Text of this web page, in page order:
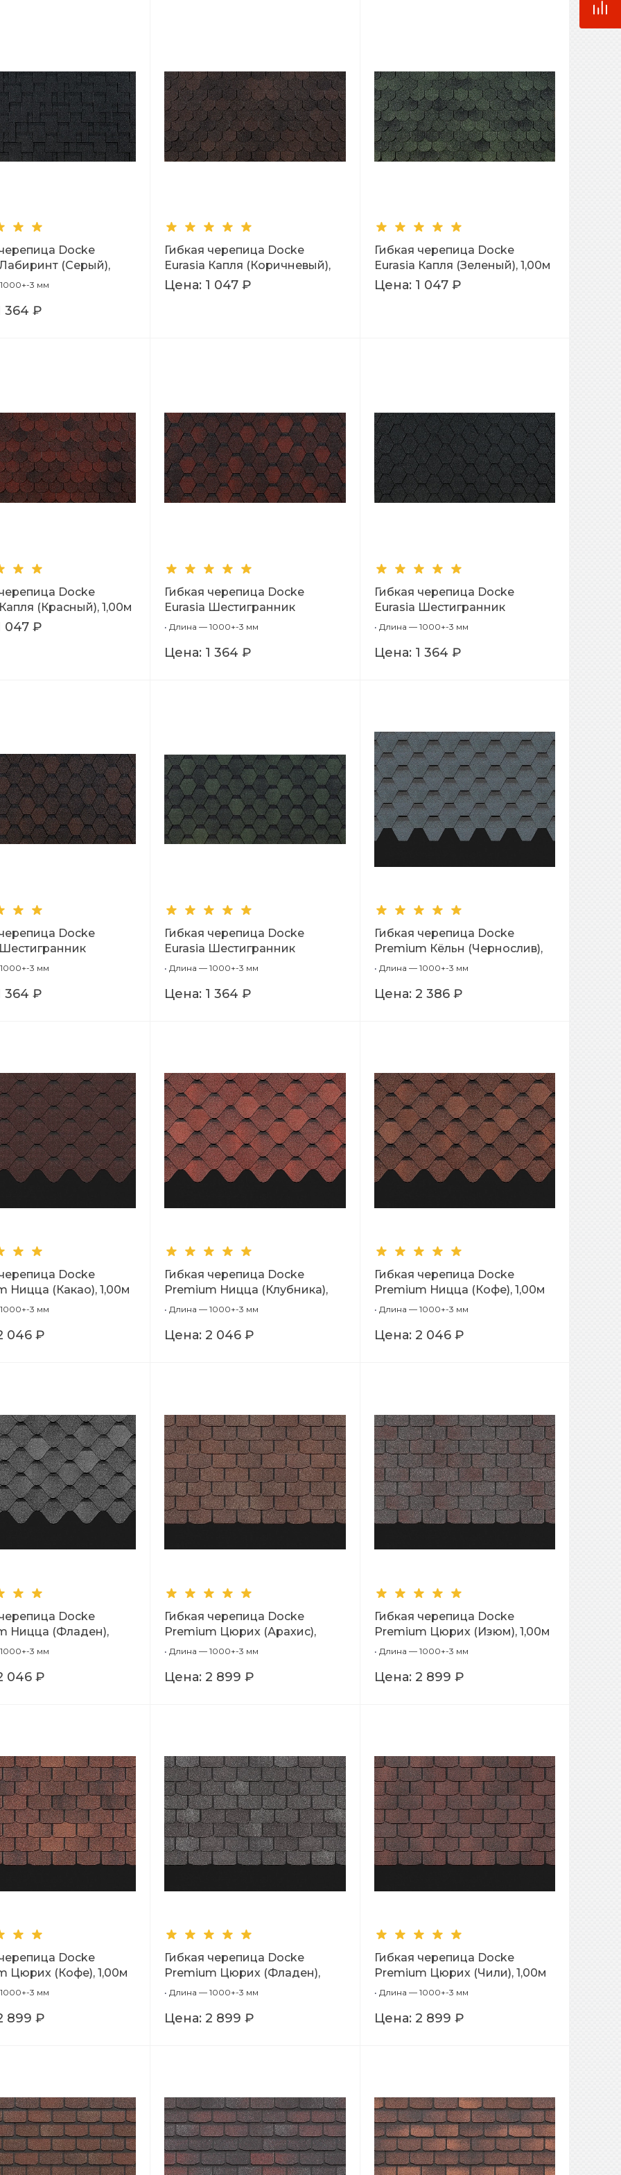
Docke
Лабиринт (Серый),
3 мм
364 ₽
Гибкая черепица Docke
Eurasia Капля (Коричневый),
1,00м
Цена: 1 047 ₽
Гибкая черепица Docke
Eurasia Капля (Зеленый), 1,00м
Цена: 1 047 ₽
Docke
(Красный), 1,00м
047 ₽
Гибкая черепица Docke
Eurasia Шестигранник
(Красный), 1,00м
• Длина — 1000+-3 мм
Цена: 1 364 ₽
Гибкая черепица Docke
Eurasia Шестигранник
(Серый), 1,00м
• Длина — 1000+-3 мм
Цена: 1 364 ₽
Docke
1,00м
3 мм
364 ₽
Гибкая черепица Docke
Eurasia Шестигранник
(Зеленый), 1,00м
• Длина — 1000+-3 мм
Цена: 1 364 ₽
Гибкая черепица Docke
Premium Кёльн (Чернослив),
1,00м
• Длина — 1000+-3 мм
Цена: 2 386 ₽
Docke
Ницца (Какао), 1,00м
3 мм
046 ₽
Гибкая черепица Docke
Premium Ницца (Клубника),
1,00м
•Длина — 1000+-3 мм
Цена: 2 046 ₽
Гибкая черепица Docke
Premium Ницца (Кофе), 1,00м
• Длина — 1000+-3 мм
Цена: 2 046 ₽
Docke
Ницца (Фладен),
3 мм
046 ₽
Гибкая черепица Docke
Premium Цюрих (Арахис),
1,00м
• Длина — 1000+-3 мм
Цена: 2 899 ₽
Гибкая черепица Docke
Premium Цюрих (Изюм), 1,00м
• Длина — 1000+-3 мм
Цена: 2 899 ₽
Docke
Цюрих (Кофе), 1,00м
3 мм
899 ₽
Гибкая черепица Docke
Premium Цюрих (Фладен),
1,00м
• Длина — 1000+-3 мм
Цена: 2 899 ₽
Гибкая черепица Docke
Premium Цюрих (Чили), 1,00м
• Длина — 1000+-3 мм
Цена: 2 899 ₽